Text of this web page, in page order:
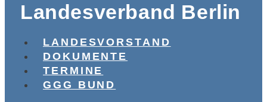
Landesverband Berlin
LANDESVORSTAND
DOKUMENTE
TERMINE
GGG BUND